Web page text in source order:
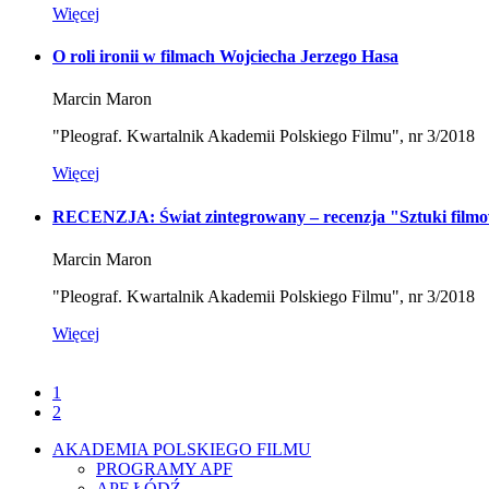
Więcej
O roli ironii w filmach Wojciecha Jerzego Hasa
Marcin Maron
"Pleograf. Kwartalnik Akademii Polskiego Filmu", nr 3/2018
Więcej
RECENZJA: Świat zintegrowany – recenzja "Sztuki
Marcin Maron
"Pleograf. Kwartalnik Akademii Polskiego Filmu", nr 3/2018
Więcej
1
2
AKADEMIA POLSKIEGO FILMU
PROGRAMY APF